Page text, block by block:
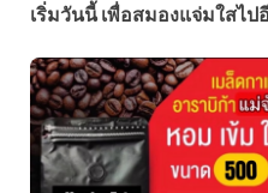
เริ่มวันนี้ เพื่อสมองแจ่มใสไ